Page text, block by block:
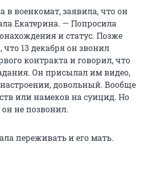
в военкомат, заявила, что он
Екатерина. — Попросила
и статус. Позже
13 декабря он звонил
контракта и говорил, что
Он присылал им видео,
довольный. Вообще
или намеков на суицид. Но
не позвонил.
переживать и его мать.